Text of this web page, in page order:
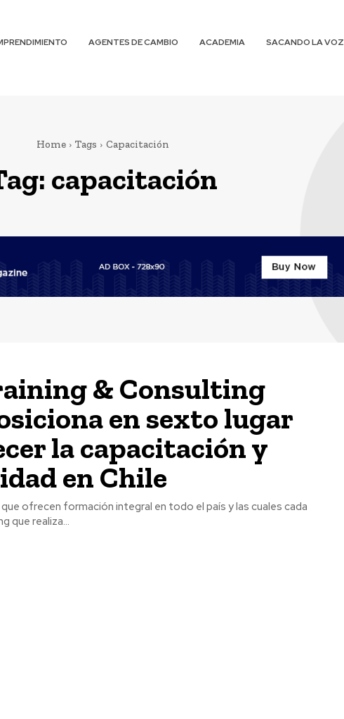
AGENTES DE CAMBIO ACADEMIA
SACANDO LA VOZ
Home Tags Capacitación
capacitación
& Consulting
en sexto lugar
la capacitación y
en Chile
ofrecen formación integral en todo el país y las cuales cada
que realiza...